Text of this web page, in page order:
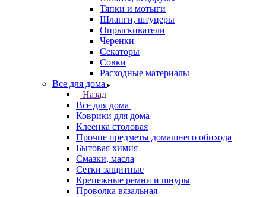
Тяпки и мотыги
Шланги, штуцеры
Опрыскиватели
Черенки
Секаторы
Совки
Расходные материалы
Все для дома
Назад
Все для дома
Коврики для дома
Клеенка столовая
Прочие предметы домашнего обихода
Бытовая химия
Смазки, масла
Сетки защитные
Крепежные ремни и шнуры
Проволка вязальная